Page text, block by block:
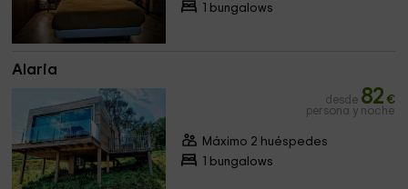
1 bungalows
Alaria
desde 82 €
persona y noche
Máximo 2 huéspedes
1 bungalows